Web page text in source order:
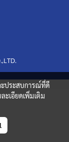
ะประสบการณ์ที่ดี
ะเอียดเพิ่มเติม